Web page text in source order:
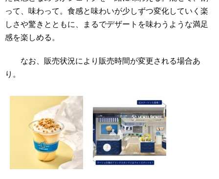
って、味わって。食感と味わいが少しずつ変化していく楽
しさや驚きとともに、まるでデザートを味わうような満足
感を楽しめる。
なお、販売状況により販売時間が変更される場合あ
り。